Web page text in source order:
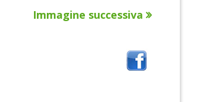
Immagine successiva